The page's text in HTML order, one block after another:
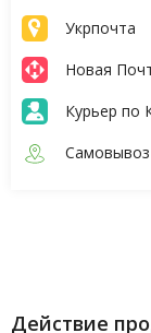
Укрпочта
Новая
Курьер по
Самовывоз
Действие